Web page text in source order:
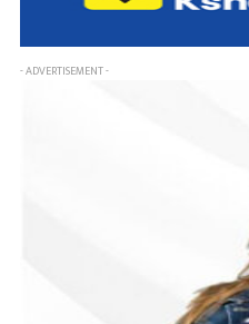
- ADVERTISEMENT -